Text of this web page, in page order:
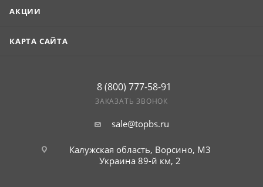
АКЦИИ
КАРТА САЙТА
8 (800) 777-58-91
ЗАКАЗАТЬ ЗВОНОК
sale@topbs.ru
Калужская область, Ворсино, М3
Украина 89-й км, 2
г. Обнинск, Киевское шоссе 35,
рынок Строительный плюс